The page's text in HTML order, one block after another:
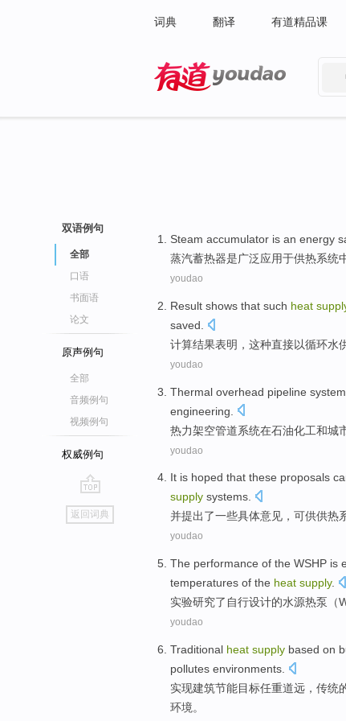
词典 翻译 有道精品课
双语例句
全部
口语
书面语
论文
原声例句
全部
音频例句
视频例句
权威例句
go
top
返回词典
Steam accumulator is an energy
蒸汽蓄热器是广泛应用于供热系统
youdao
Result shows that such heat
saved
计算结果表明 ， 这种直接以循环水
youdao
Thermal overhead pipeline system
engineering
热力架空管道系统在石油化工和城
youdao
It is hoped that these proposals
supply systems.
并提出了一些具体意见， 可供供热
youdao
The performance of the WSHP is
temperatures of the heat supply.
实验研究了自行设计的水源热泵 （
youdao
Traditional heat supply based on
pollutes environments
实现建筑节能目标任重道远， 传统
环境。